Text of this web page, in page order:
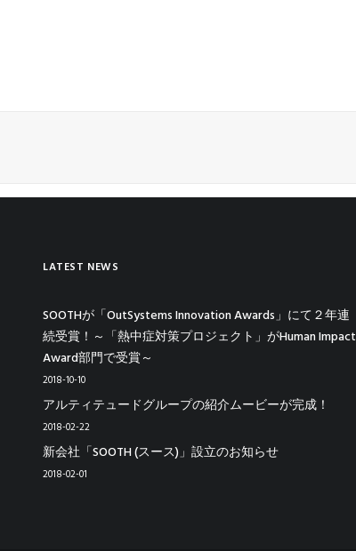
LATEST NEWS
SOOTHが「OutSystems Innovation Awards」にて２年連
続受賞！～「熱中症対策プロジェクト」がHuman Impact
Award部門で受賞～
2018-10-10
アルティテュードグループの紹介ムービーが完成！
2018-02-22
新会社「SOOTH (スース)」設立のお知らせ
2018-02-01